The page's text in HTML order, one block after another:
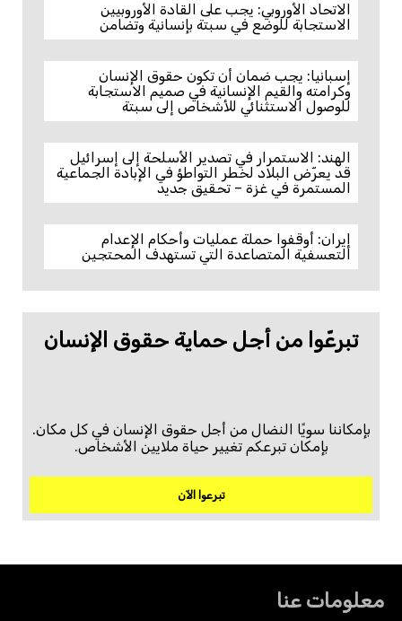
الاتحاد الأوروبي: يجب على القادة الأوروبيين
الاستجابة للوضع في سبتة بإنسانية وتضامن
إسبانيا: يجب ضمان أن تكون حقوق الإنسان
وكرامته والقيم الإنسانية في صميم الاستجابة
للوصول الاستثنائي للأشخاص إلى سبتة
الهند: الاستمرار في تصدير الأسلحة إلى إسرائيل
قد يعرّض البلاد لخطر التواطؤ في الإبادة الجماعية
المستمرة في غزة – تحقيق جديد
إيران: أوقفوا حملة عمليات وأحكام الإعدام
التعسفية المتصاعدة التي تستهدف المحتجين
تبرعّوا من أجل حماية حقوق الإنسان
بإمكاننا سويًا النضال من أجل حقوق الإنسان في كل مكان.
بإمكان تبرعكم تغيير حياة ملايين الأشخاص.
تبرعوا الآن
معلومات عنا